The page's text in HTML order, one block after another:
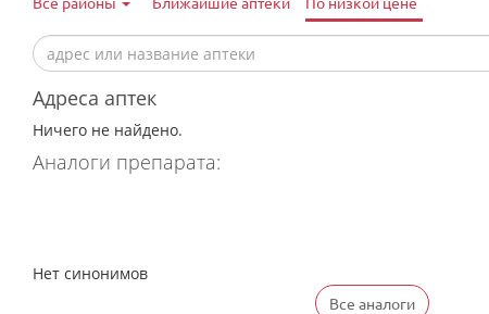
Адреса аптек
Ничего не найдено.
Аналоги препарата:
Нет синонимов
Все аналоги